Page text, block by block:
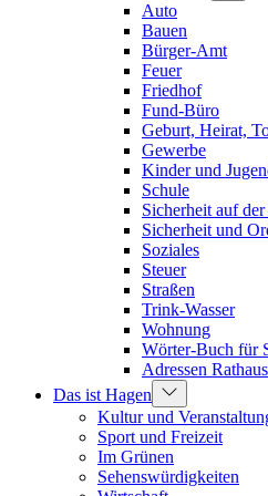
Auto
Bauen
Bürger-Amt
Feuer
Friedhof
Fund-Büro
Geburt, Heirat,
Gewerbe
Kinder und
Schule
Sicherheit auf der
Sicherheit und
Soziales
Steuer
Straßen
Trink-Wasser
Wohnung
Wörter-Buch für
Adressen
Das ist Hagen
Kultur und
Sport und Freizeit
Im Grünen
Sehenswürdigkeiten